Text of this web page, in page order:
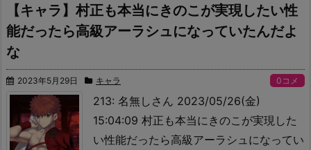
【キャラ】村正も本当にきのこが実現したい性
能だったら高級アーラシュになっていたんだよ
な
2023年5月29日 キャラ 0コメ
213: 名無しさん 2023/05/26(金)
15:04:09 村正も本当にきのこが実現した
い性能だったら高級アーラシュになってい